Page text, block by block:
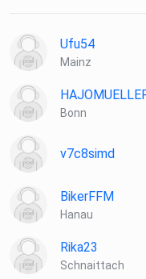
Ufu54
Mainz
Bonn
v7c8simd
BikerFFM
Hanau
Rika23
Schnaittach